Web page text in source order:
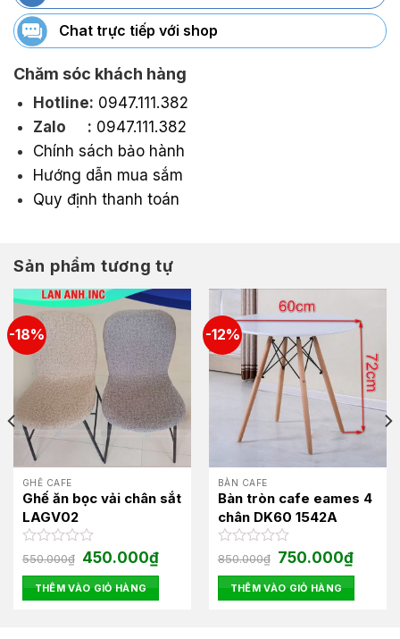
Chat trực tiếp với shop
Chăm sóc khách hàng
Hotline: 0947.111.382
Zalo : 0947.111.382
Chính sách bảo hành
Hướng dẫn mua sắm
Quy định thanh toán
Sản phẩm tương tự
-18%
GHẾ CAFE
Ghế ăn bọc vải chân sắt
LAGV02
Được
hạng
0
550.000₫ Giá
gốc
là:
550.000₫.
450.000₫Giá
hiện
tại
là:
450.000₫.
THÊM VÀO GIỎ HÀNG
-12%
BÀN CAFE
Bàn tròn cafe eames 4
chân DK60 1542A
Được
hạng
0
850.000₫ Giá
gốc
là:
850.000₫.
750.000₫Giá
hiện
tại
là:
THÊM VÀO GIỎ HÀNG